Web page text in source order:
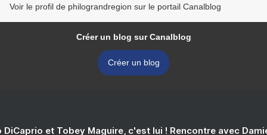
Voir le profil de philograndregion sur le portail Canalblog
Créer un blog sur Canalblog
Créer un blog
DiCaprio et Tobey Maguire, c'est lui ! Rencontre avec